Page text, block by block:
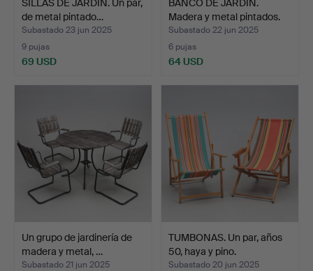
SILLAS DE JARDÍN. Un par,
de metal pintado…
Subastado 23 jun 2025
9 pujas
69 USD
BANCO DE JARDÍN.
Madera y metal pintados.
Subastado 22 jun 2025
6 pujas
64 USD
Un grupo de jardinería de
madera y metal, …
Subastado 21 jun 2025
TUMBONAS. Un par, años
50, haya y pino.
Subastado 20 jun 2025